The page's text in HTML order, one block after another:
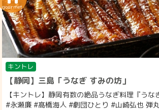
キントレ
【静岡】三島「うなぎ すみの坊」
【キントレ】静岡有数の絶品うなぎ料理『うな
#永瀬廉 #髙橋海人 #劇団ひとり #山崎弘也 弾